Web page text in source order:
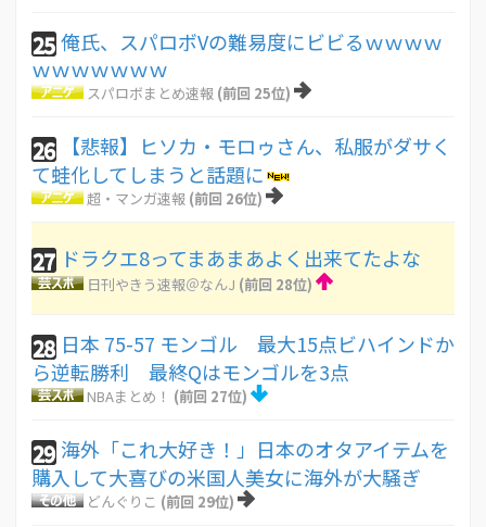
25俺氏、スパロボVの難易度にビビるｗｗｗｗ
ｗｗｗｗｗｗｗ
スパロボまとめ速報 (前回 25位)
26
【悲報】ヒソカ・モロゥさん、私服がダサく
て蛙化してしまうと話題に
超・マンガ速報 (前回 26位)
27 ドラクエ8ってまあまあよく出来てたよな
日刊やきう速報＠なんJ (前回 28位)
28 日本 75-57 モンゴル 最大15点ビハインドか
ら逆転勝利 最終Qはモンゴルを3点
NBAまとめ！ (前回 27位)
29 海外「これ大好き！」日本のオタアイテムを
購入して大喜びの米国人美女に海外が大騒ぎ
どんぐりこ (前回 29位)